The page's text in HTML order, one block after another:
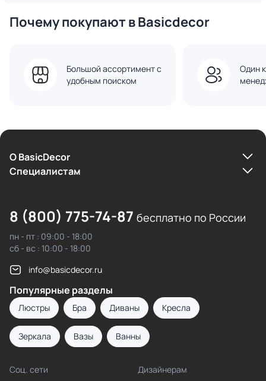
Почему покупают в Basicdecor
Большой ассортимент с
удобным поиском
Один
О BasicDecor
Cпециалистам
8 (800) 775-74-87 бесплатно по России
пн - пт : 09:00 - 18:00
сб - вс : 10:00 - 18:00
info@basicdecor.ru
Популярные разделы
Люстры Бра Диваны Кресла
Зеркала Вазы Ванны
Соц. сети Дизайнерам